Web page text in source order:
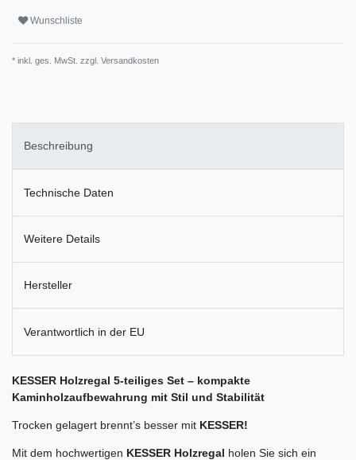
Wunschliste
* inkl. ges. MwSt. zzgl. Versandkosten
Beschreibung
Technische Daten
Weitere Details
Hersteller
Verantwortlich in der EU
KESSER Holzregal 5-teiliges Set – kompakte
Kaminholzaufbewahrung mit Stil und Stabilität
Trocken gelagert brennt’s besser mit KESSER!
Mit dem hochwertigen KESSER Holzregal holen Sie sich ein